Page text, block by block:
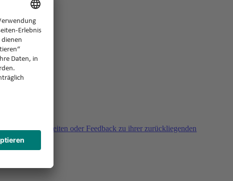
Fragen, Unklarheiten oder Feedback zu ihrer zurückliegenden